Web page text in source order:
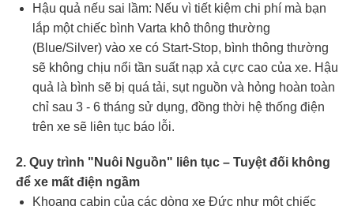
Hậu quả nếu sai lầm: Nếu vì tiết kiệm chi phí mà bạn
lắp một chiếc bình Varta khô thông thường
(Blue/Silver) vào xe có Start-Stop, bình thông thường
sẽ không chịu nổi tần suất nạp xả cực cao của xe. Hậu
quả là bình sẽ bị quá tải, sụt nguồn và hỏng hoàn toàn
chỉ sau 3 - 6 tháng sử dụng, đồng thời hệ thống điện
trên xe sẽ liên tục báo lỗi.
2. Quy trình "Nuôi Nguồn" liên tục – Tuyệt đối không
để xe mất điện ngầm
Khoang cabin của các dòng xe Đức như một chiếc